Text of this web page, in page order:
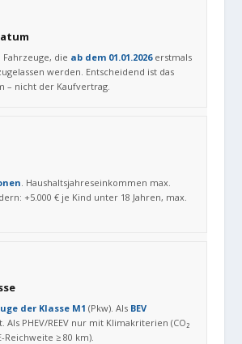
die ab dem 01.01.2026erstmals
werden. Entscheidend ist das
– nicht der Kaufvertrag.
. Haushaltsjahreseinkommen max.
+5.000 € je Kind unter 18 Jahren, max.
der Klasse M1 (Pkw). Als BEV
Als PHEV/REEV nur mit Klimakriterien (CO₂
Reichweite ≥ 80 km).